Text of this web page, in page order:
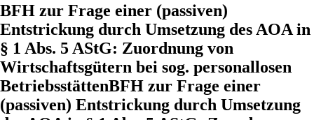
BFH zur Frage einer (passiven)
Entstrickung durch Umsetzung des AOA in
§ 1 Abs. 5 AStG: Zuordnung von
Wirtschaftsgütern bei sog. personallosen
BetriebsstättenBFH zur Frage einer
(passiven) Entstrickung durch Umsetzung